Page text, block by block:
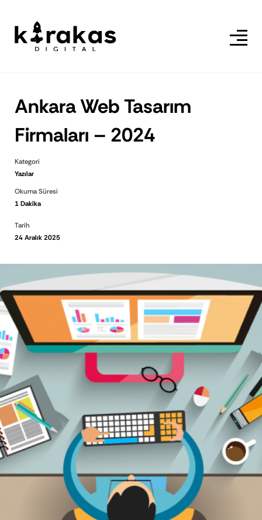
Ankara Web Tasarım
Firmaları – 2024
Kategori
Yazılar
Okuma Süresi
1 Dakika
Tarih
24 Aralık 2025